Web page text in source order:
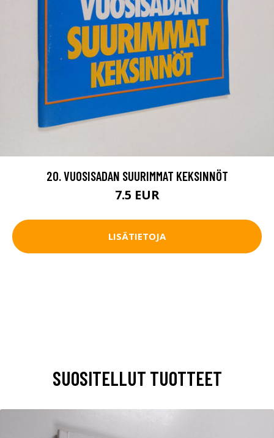
20. VUOSISADAN SUURIMMAT KEKSINNÖT
7.5 EUR
LISÄTIETOJA
SUOSITELLUT TUOTTEET